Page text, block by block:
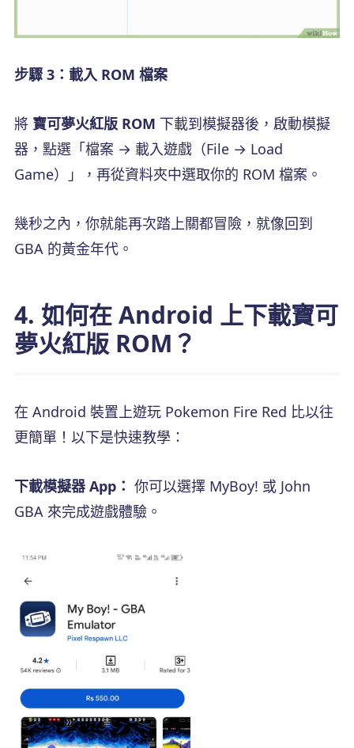
步驟 3：載入 ROM 檔案
將 寶可夢火紅版 ROM 下載到模擬器後，啟動模擬
器，點選「檔案 → 載入遊戲（File → Load
Game）」，再從資料夾中選取你的 ROM 檔案。
幾秒之內，你就能再次踏上關都冒險，就像回到
GBA 的黃金年代。
4. 如何在 Android 上下載寶可
夢火紅版 ROM？
在 Android 裝置上遊玩 Pokemon Fire Red 比以往
更簡單！以下是快速教學：
下載模擬器 App： 你可以選擇 MyBoy! 或 John
GBA 來完成遊戲體驗。